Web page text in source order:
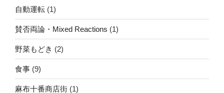
自動運転 (1)
賛否両論・Mixed Reactions (1)
野菜もどき (2)
食事 (9)
麻布十番商店街 (1)